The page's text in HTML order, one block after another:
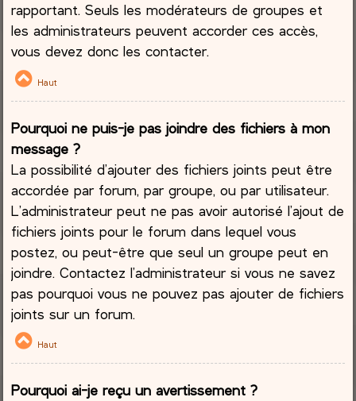
rapportant. Seuls les modérateurs de groupes et
les administrateurs peuvent accorder ces accès,
vous devez donc les contacter.
Haut
Pourquoi ne puis-je pas joindre des fichiers à mon
message ?
La possibilité d’ajouter des fichiers joints peut être
accordée par forum, par groupe, ou par utilisateur.
L’administrateur peut ne pas avoir autorisé l’ajout de
fichiers joints pour le forum dans lequel vous
postez, ou peut-être que seul un groupe peut en
joindre. Contactez l’administrateur si vous ne savez
pas pourquoi vous ne pouvez pas ajouter de fichiers
joints sur un forum.
Haut
Pourquoi ai-je reçu un avertissement ?